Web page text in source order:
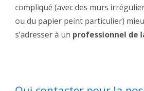
compliqué (avec des murs
ou du papier peint particulier)
s’adresser à un professionnel de